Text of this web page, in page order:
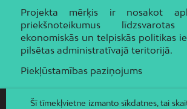
Projekta mērķis ir nosakot
priekšnoteikumus
ekonomiskās un telpiskās politikas
pilsētas administratīvajā teritorijā.
Piekļūstamības paziņojums
Šī tīmekļvietne izmanto sīkdatnes, tai